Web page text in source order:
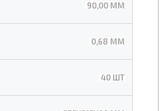
90,00 ММ
0,68 ММ
40 ШТ